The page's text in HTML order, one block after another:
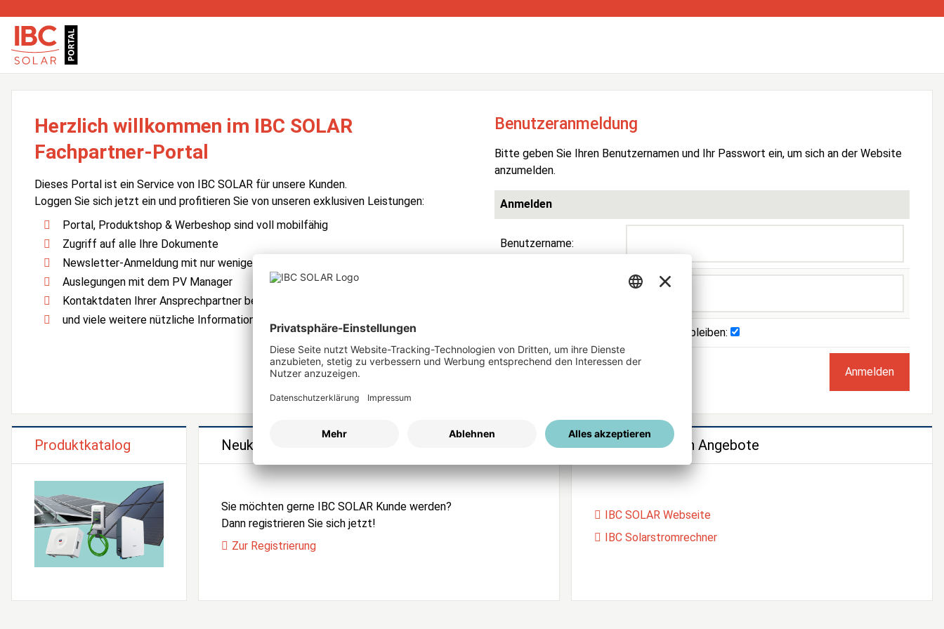
Herzlich willkommen im IBC SOLAR
Fachpartner-Portal
Dieses Portal ist ein Service von IBC SOLAR für unsere Kunden.
Loggen Sie sich jetzt ein und profitieren Sie von unseren exklusiven Leistungen:
Portal, Produktshop & Werbeshop sind voll mobilfähig
Zugriff auf alle Ihre Dokumente
Newsletter-Anmeldung mit nur wenigen Klicks
Auslegungen mit dem PV Manager
Kontaktdaten Ihrer Ansprechpartner bei IBC SOLAR
und viele weitere nützliche Informationen und Services
Benutzeranmeldung
Bitte geben Sie Ihren Benutzernamen und Ihr Passwort ein, um sich an der Website
anzumelden.
Anmelden
Benutzername:
Angemeldet bleiben:
Passwort vergessen?
Produktkatalog Neukunden Registrierung
Sie möchten gerne IBC SOLAR Kunde werden?
Dann registrieren Sie sich jetzt!
Zur Registrierung
Unsere weiteren Angebote
IBC SOLAR Webseite
IBC Solarstromrechner